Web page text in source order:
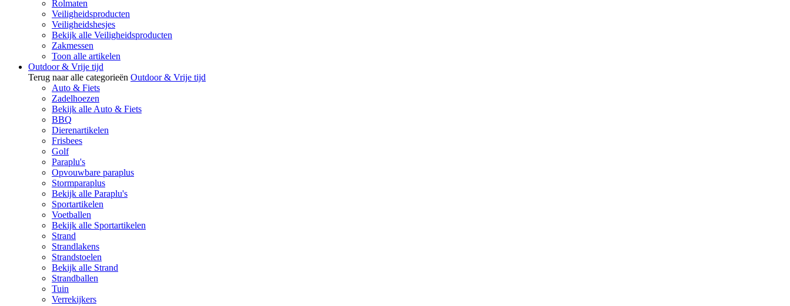
Rolmaten
Veiligheidsproducten
Veiligheidshesjes
Bekijk alle Veiligheidsproducten
Zakmessen
Toon alle artikelen
Outdoor & Vrije tijd
Terug naar alle categorieën Outdoor & Vrije tijd
Auto & Fiets
Zadelhoezen
Bekijk alle Auto & Fiets
BBQ
Dierenartikelen
Frisbees
Golf
Paraplu's
Opvouwbare paraplus
Stormparaplus
Bekijk alle Paraplu's
Sportartikelen
Voetballen
Bekijk alle Sportartikelen
Strand
Strandlakens
Strandstoelen
Bekijk alle Strand
Strandballen
Tuin
Verrekijkers